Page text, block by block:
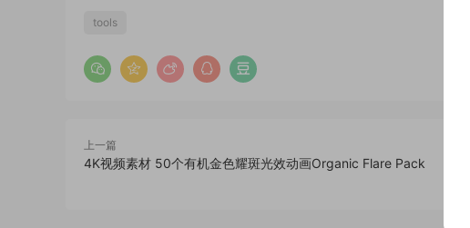
tools
上一篇
4K视频素材 50个有机金色耀斑光效动画Organic Flare Pack